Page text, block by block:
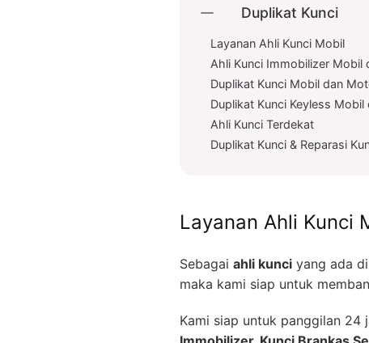
Duplikat Kunci
Layanan Ahli Kunci Mobil
Ahli Kunci Immobilizer Mobil
Duplikat Kunci Mobil dan
Duplikat Kunci Keyless
Ahli Kunci Terdekat
Duplikat Kunci & Reparasi
Layanan Ahli Kunci
Sebagai ahli kunci yang ada
maka kami siap untuk
Kami siap untuk panggilan 24